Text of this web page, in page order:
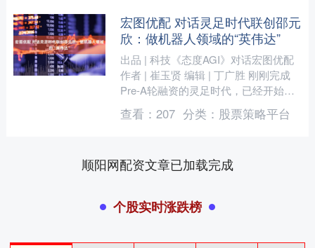
宏图优配 对话灵足时代联创邵元
欣：做机器人领域的“英伟达”
出品 | 科技《态度AGI》对话宏图优配
作者 | 崔玉贤 编辑 | 丁广胜 刚刚完成
Pre-A轮融资的灵足时代，已经开始进
行财务合规和审计的梳理工作。他们认
为....
查看： 207 分类： 股票策略平台
顺阳网配资文章已加载完成
个股实时涨跌榜